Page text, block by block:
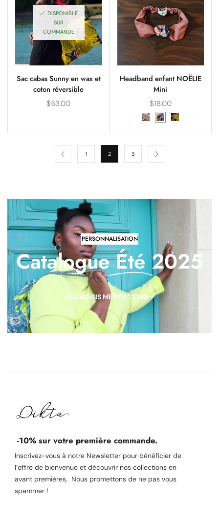
DISPONIBLE
SUR
COMMANDE
Sac cabas Sunny en wax et
coton réversible
$53.00
Headband enfant NOËLIE
Mini
$18.00
1 2 3
PERSONNALISATION
CatalogueÉté 2025
JE CHOISIS MES OPTIONS
-10% sur votre première commande.
Inscrivez-vous à notre Newsletter pour bénéficier de
l’offre de bienvenue et découvrir nos collections en
avant premières. Nous promettons de ne pas vous
spammer !